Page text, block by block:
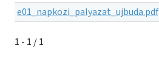
e01_napkozi_palyazat_ujbuda.pdf
1 - 1 / 1